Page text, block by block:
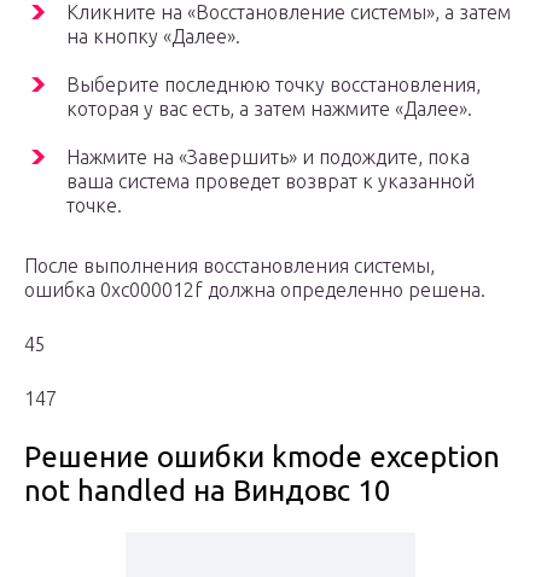
Кликните на «Восстановление системы», а затем
на кнопку «Далее».
Выберите последнюю точку восстановления,
которая у вас есть, а затем нажмите «Далее».
Нажмите на «Завершить» и подождите, пока
ваша система проведет возврат к указанной
точке.
После выполнения восстановления системы,
ошибка 0xc000012f должна определенно решена.
45
147
Решение ошибки kmode exception
not handled на Виндовс 10